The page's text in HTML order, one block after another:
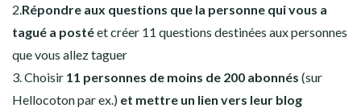
2.Répondre aux questions que la personne qui vous a
tagué a postéet créer 11 questions destinées aux personnes
que vous allez taguer
3. Choisir 11 personnes de moins de 200 abonnés (sur
Hellocoton par ex.) et mettre un lien vers leur blog